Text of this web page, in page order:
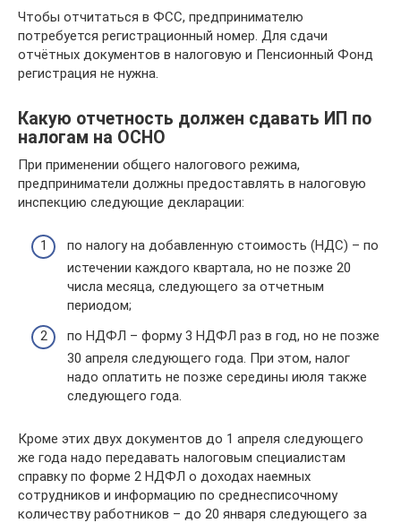
Чтобы отчитаться в ФСС, предпринимателю
потребуется регистрационный номер. Для сдачи
отчётных документов в налоговую и Пенсионный Фонд
регистрация не нужна.
Какую отчетность должен сдавать ИП по
налогам на ОСНО
При применении общего налогового режима,
предприниматели должны предоставлять в налоговую
инспекцию следующие декларации:
по налогу на добавленную стоимость (НДС) – по
истечении каждого квартала, но не позже 20
числа месяца, следующего за отчетным
периодом;
по НДФЛ – форму 3 НДФЛ раз в год, но не позже
30 апреля следующего года. При этом, налог
надо оплатить не позже середины июля также
следующего года.
Кроме этих двух документов до 1 апреля следующего
же года надо передавать налоговым специалистам
справку по форме 2 НДФЛ о доходах наемных
сотрудников и информацию по среднесписочному
количеству работников – до 20 января следующего за